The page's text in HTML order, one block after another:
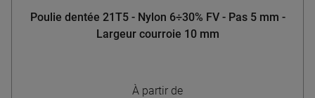
Poulie dentée 21T5 - Nylon 6÷30% FV - Pas 5 mm -
Largeur courroie 10 mm
À partir de